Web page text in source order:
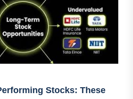
Stocks: These